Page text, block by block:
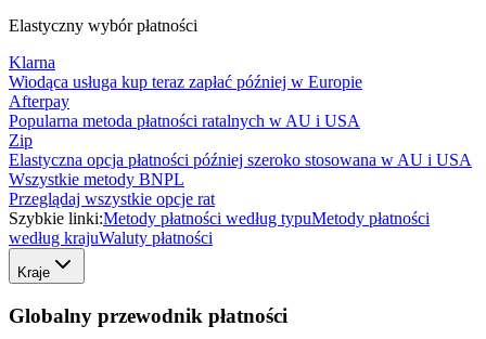
Elastyczny wybór płatności
Klarna
Wiodąca usługa kup teraz zapłać później w Europie
Afterpay
Popularna metoda płatności ratalnych w AU i USA
Zip
Elastyczna opcja płatności później szeroko stosowana w AU i USA
Wszystkie metody BNPL
Przeglądaj wszystkie opcje rat
Szybkie linki:Metody płatności według typuMetody płatności
według krajuWaluty płatności
Kraje
Globalny przewodnik płatności